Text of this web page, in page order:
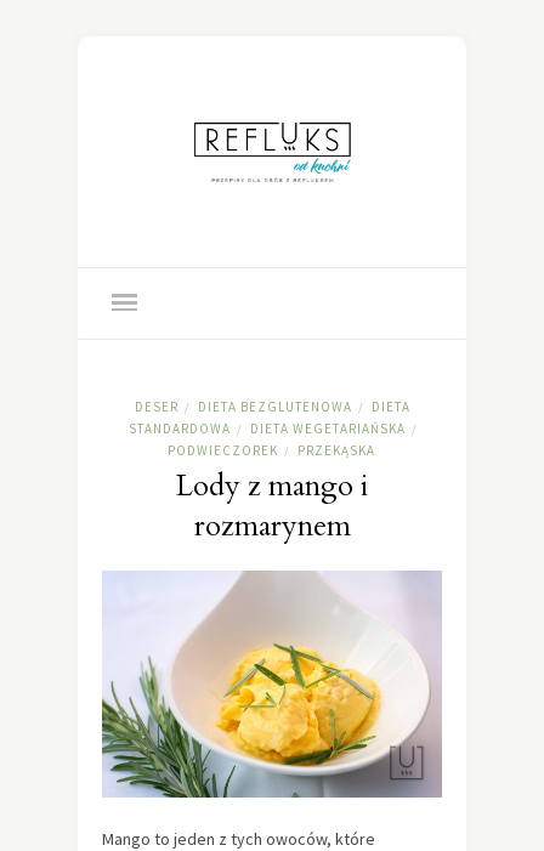
DESER / DIETA BEZGLUTENOWA /
DIETA
STANDARDOWA / DIETA WEGETARIAŃSKA /
PODWIECZOREK / PRZEKĄSKA
Lody z mango i
rozmarynem
Mango to jeden z tych owoców, które